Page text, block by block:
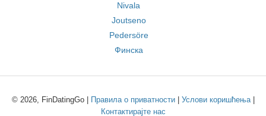
Nivala
Joutseno
Pedersöre
Финска
© 2026, FinDatingGo | Правила о приватности| Услови коришћења|
Контактирајте нас